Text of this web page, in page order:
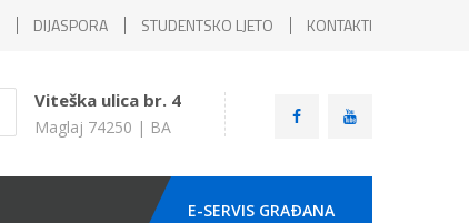
DIJASPORA STUDENTSKO LJETO KONTAKTI
Viteška ulica br. 4
Maglaj 74250 | BA
E-SERVIS GRAÐANA